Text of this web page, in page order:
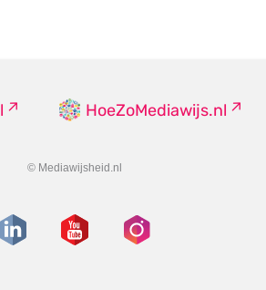
HoeZoMediawijs.nl
© Mediawijsheid.nl